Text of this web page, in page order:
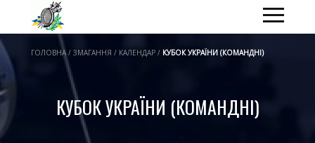
ГОЛОВНА / ЗМАГАННЯ / КАЛЕНДАР / КУБОК УКРАЇНИ (КОМАНДНІ)
КУБОК УКРАЇНИ (КОМАНДНІ)